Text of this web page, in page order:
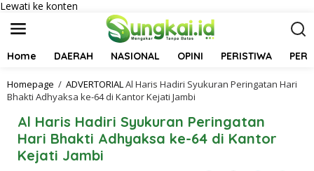
Lewati ke konten
Home DAERAH NASIONAL OPINI PERISTIWA
Homepage / ADVERTORIALAl Haris Hadiri Syukuran Peringatan Hari
Bhakti Adhyaksa ke-64 di Kantor Kejati Jambi
Al Haris Hadiri Syukuran Peringatan
Hari Bhakti Adhyaksa ke-64 di Kantor
Kejati Jambi